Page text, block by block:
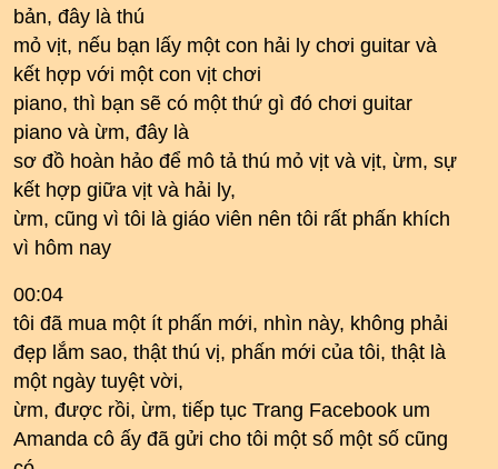
bản, đây là thú
mỏ vịt, nếu bạn lấy một con hải ly chơi guitar và
kết hợp với một con vịt chơi
piano, thì bạn sẽ có một thứ gì đó chơi guitar
piano và ừm, đây là
sơ đồ hoàn hảo để mô tả thú mỏ vịt và vịt, ừm, sự
kết hợp giữa vịt và hải ly,
ừm, cũng vì tôi là giáo viên nên tôi rất phấn khích
vì hôm nay
00:04
tôi đã mua một ít phấn mới, nhìn này, không phải
đẹp lắm sao, thật thú vị, phấn mới của tôi, thật là
một ngày tuyệt vời,
ừm, được rồi, ừm, tiếp tục Trang Facebook um
Amanda cô ấy đã gửi cho tôi một số một số cũng